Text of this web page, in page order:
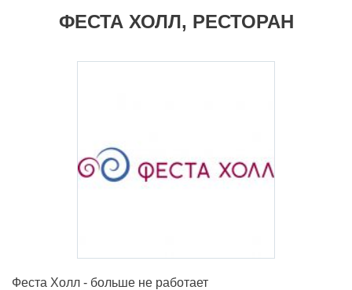
ФЕСТА ХОЛЛ, РЕСТОРАН
Феста Холл - больше не работает